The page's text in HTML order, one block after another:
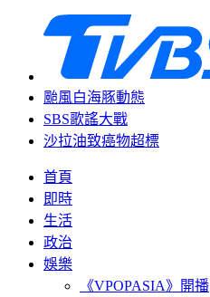
颱風白海豚動態
SBS歌謠大戰
沙拉油致癌物超標
首頁
即時
生活
政治
娛樂
《VPOPASIA》開播